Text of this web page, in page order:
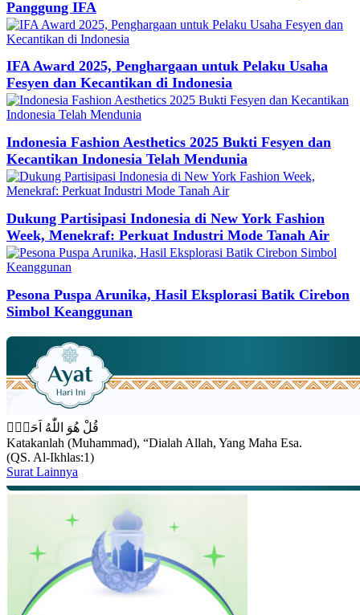
Panggung IFA
IFA Award 2025, Penghargaan untuk Pelaku Usaha
Fesyen dan Kecantikan di Indonesia
Indonesia Fashion Aesthetics 2025 Bukti Fesyen dan
Kecantikan Indonesia Telah Mendunia
Dukung Partisipasi Indonesia di New York Fashion
Week, Menekraf: Perkuat Industri Mode Tanah Air
Pesona Puspa Arunika, Hasil Eksplorasi Batik Cirebon
Simbol Keanggunan
قُلْ هُوَ اللّٰهُ اَحَدٌۚ
Katakanlah (Muhammad), “Dialah Allah, Yang Maha Esa.
(QS. Al-Ikhlas:1)
Surat Lainnya